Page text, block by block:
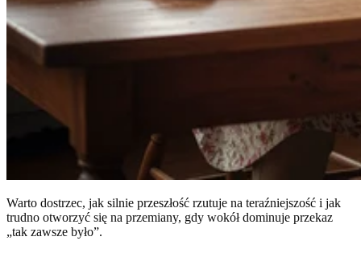
Warto dostrzec, jak silnie przeszłość rzutuje na teraźniejszość i jak
trudno otworzyć się na przemiany, gdy wokół dominuje przekaz
„tak zawsze było”.